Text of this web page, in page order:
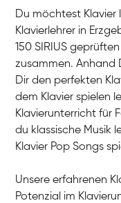
Du möchtest Klavier
Klavierlehrer in
150 SIRIUS
zusammen. Anhand
Dir den perfekten
dem Klavier spielen
Klavierunterricht für
du klassische Musik
Klavier Pop Songs
Unsere erfahrenen
Potenzial im